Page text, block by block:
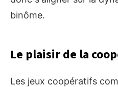
binôme.
Le plaisir de la
Les jeux coopératifs